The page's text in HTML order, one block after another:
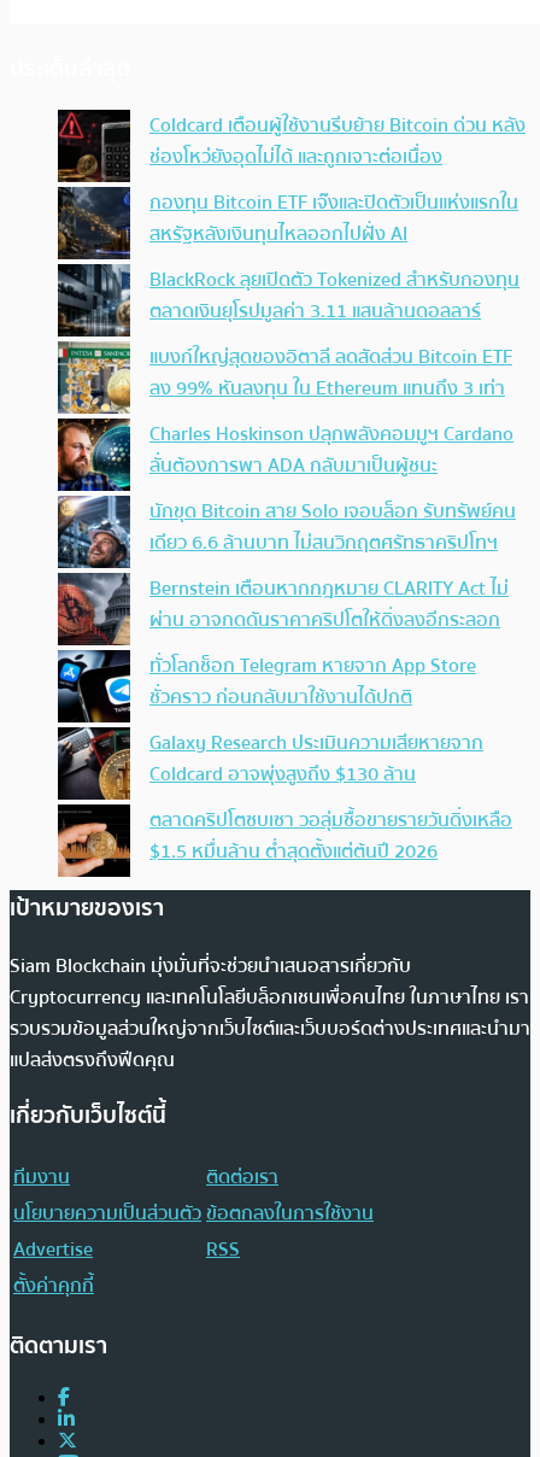
Coldcard เตือนผู้ใช้งานรีบย้าย Bitcoin ด่วน หลัง
ช่องโหว่ยังอุดไม่ได้ และถูกเจาะต่อเนื่อง
กองทุน Bitcoin ETF เจ๊งและปิดตัวเป็นแห่งแรกใน
สหรัฐหลังเงินทุนไหลออกไปฝั่ง AI
BlackRock ลุยเปิดตัว Tokenized สำหรับกองทุน
ตลาดเงินยุโรปมูลค่า 3.11 แสนล้านดอลลาร์
แบงก์ใหญ่สุดของอิตาลี ลดสัดส่วน Bitcoin ETF
ลง 99% หันลงทุน ใน Ethereum แทนถึง 3 เท่า
Charles Hoskinson ปลุกพลังคอมมูฯ Cardano
ลั่นต้องการพา ADA กลับมาเป็นผู้ชนะ
นักขุด Bitcoin สาย Solo เจอบล็อก รับทรัพย์คน
เดียว 6.6 ล้านบาท ไม่สนวิกฤตศรัทธาคริปโทฯ
Bernstein เตือนหากกฎหมาย CLARITY Act ไม่
ผ่าน อาจกดดันราคาคริปโตให้ดิ่งลงอีกระลอก
ทั่วโลกช็อก Telegram หายจาก App Store
ชั่วคราว ก่อนกลับมาใช้งานได้ปกติ
Galaxy Research ประเมินความเสียหายจาก
Coldcard อาจพุ่งสูงถึง $130 ล้าน
ตลาดคริปโตซบเซา วอลุ่มซื้อขายรายวันดิ่งเหลือ
$1.5 หมื่นล้าน ต่ำสุดตั้งแต่ต้นปี 2026
เป้าหมายของเรา
Siam Blockchain มุ่งมั่นที่จะช่วยนำเสนอสารเกี่ยวกับ
Cryptocurrency และเทคโนโลยีบล็อกเชนเพื่อคนไทย ในภาษาไทย เรา
รวบรวมข้อมูลส่วนใหญ่จากเว็บไซต์และเว็บบอร์ดต่างประเทศและนำมา
แปลส่งตรงถึงฟีดคุณ
เกี่ยวกับเว็บไซต์นี้
ทีมงาน
ติดต่อเรา
นโยบายความเป็นส่วนตัวข้อตกลงในการใช้งาน
Advertise
RSS
ตั้งค่าคุกกี้
ติดตามเรา